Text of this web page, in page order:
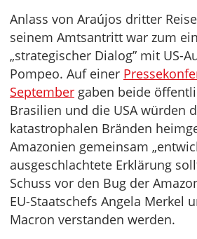
Anlass von Araújos dritter
seinem Amtsantritt war zum
„strategischer Dialog” mit US-
Pompeo. Auf einer
September gaben beide
Brasilien und die USA würden
katastrophalen Bränden
Amazonien gemeinsam
ausgeschlachtete Erklärung
Schuss vor den Bug der
EU-Staatschefs Angela Merkel
Macron verstanden werden.